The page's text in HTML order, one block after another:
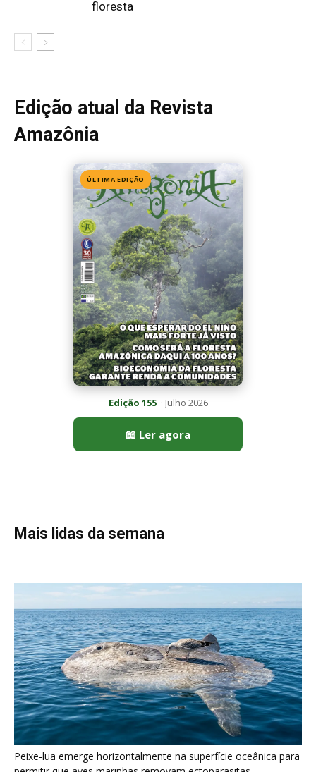
Edição 155· Julho 2026
📖 Ler agora
Mais lidas da semana
Peixe-lua emerge horizontalmente na superfície oceânica para
permitir que aves marinhas removam ectoparasitas
Seriema utiliza pernas longas e arremessa serpentes contra
rochas para subjugar presas peçonhentas nos campos